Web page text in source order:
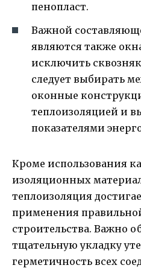
пенопласт.
Важной
являются также
исключить
следует выбирать
оконные
теплоизоляцией и
показателями
Кроме использования
изоляционных
теплоизоляция
применения
строительства. Важно
тщательную укладку
герметичность всех